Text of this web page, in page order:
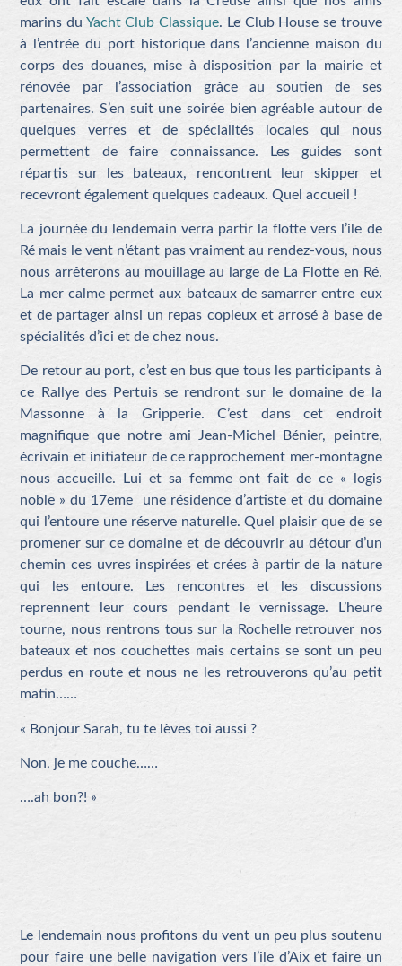
marins du Yacht Club Classique. Le Club House se trouve
à l’entrée du port historique dans l’ancienne maison du
corps des douanes, mise à disposition par la mairie et
rénovée par l’association grâce au soutien de ses
partenaires. S’en suit une soirée bien agréable autour de
quelques verres et de spécialités locales qui nous
permettent de faire connaissance. Les guides sont
répartis sur les bateaux, rencontrent leur skipper et
recevront également quelques cadeaux. Quel accueil !
La journée du lendemain verra partir la flotte vers l’ile de
Ré mais le vent n’étant pas vraiment au rendez-vous, nous
nous arrêterons au mouillage au large de La Flotte en Ré.
La mer calme permet aux bateaux de samarrer entre eux
et de partager ainsi un repas copieux et arrosé à base de
spécialités d’ici et de chez nous.
De retour au port, c’est en bus que tous les participants à
ce Rallye des Pertuis se rendront sur le domaine de la
Massonne à la Gripperie. C’est dans cet endroit
magnifique que notre ami Jean-Michel Bénier, peintre,
écrivain et initiateur de ce rapprochement mer-montagne
nous accueille. Lui et sa femme ont fait de ce « logis
noble » du 17eme une résidence d’artiste et du domaine
qui l’entoure une réserve naturelle. Quel plaisir que de se
promener sur ce domaine et de découvrir au détour d’un
chemin ces uvres inspirées et crées à partir de la nature
qui les entoure. Les rencontres et les discussions
reprennent leur cours pendant le vernissage. L’heure
tourne, nous rentrons tous sur la Rochelle retrouver nos
bateaux et nos couchettes mais certains se sont un peu
perdus en route et nous ne les retrouverons qu’au petit
matin……
« Bonjour Sarah, tu te lèves toi aussi ?
Non, je me couche……
….ah bon?! »
Le lendemain nous profitons du vent un peu plus soutenu
pour faire une belle navigation vers l’ile d’Aix et faire un